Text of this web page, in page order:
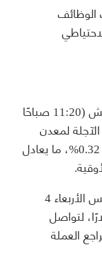
الوظائف
بحلول الساعة 08:20 صباحًا بتوقيت غرينتش (11:20 صباحًا
لمعدن
الذهب -تسليم فبراير/شباط 2023- بنسبة 0.32%، ما يعادل
كانت أسعار الذهب قد أنهت تعاملاتها، أمس الأربعاء 4
على ارتفاع بنحو 13 دولارًا، لتواصل
العملة